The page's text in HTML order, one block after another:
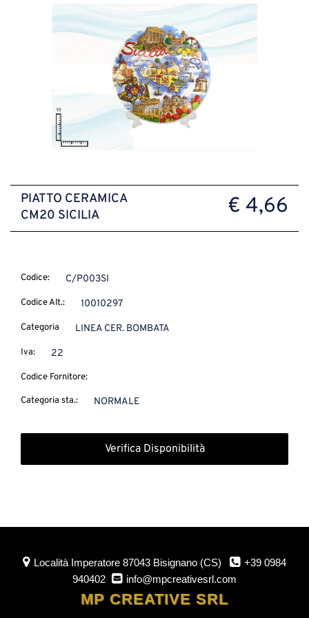
PIATTO CERAMICA
CM20 SICILIA
€ 4,66
Codice: C/P003SI
Codice Alt.: 10010297
Categoria LINEA CER. BOMBATA
Iva: 22
Codice Fornitore:
Categoria sta.: NORMALE
Verifica Disponibilità
Località Imperatore87043 Bisignano (CS)
+39 0984
940402
info@mpcreativesrl.com
MP CREATIVE SRL